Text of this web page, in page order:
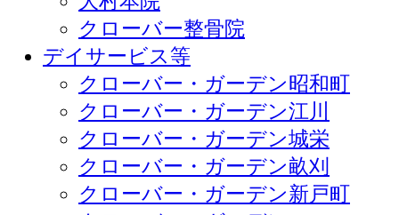
クローバー整骨院
デイサービス等
クローバー・ガーデン昭和町
クローバー・ガーデン江川
クローバー・ガーデン城栄
クローバー・ガーデン畝刈
クローバー・ガーデン新戸町